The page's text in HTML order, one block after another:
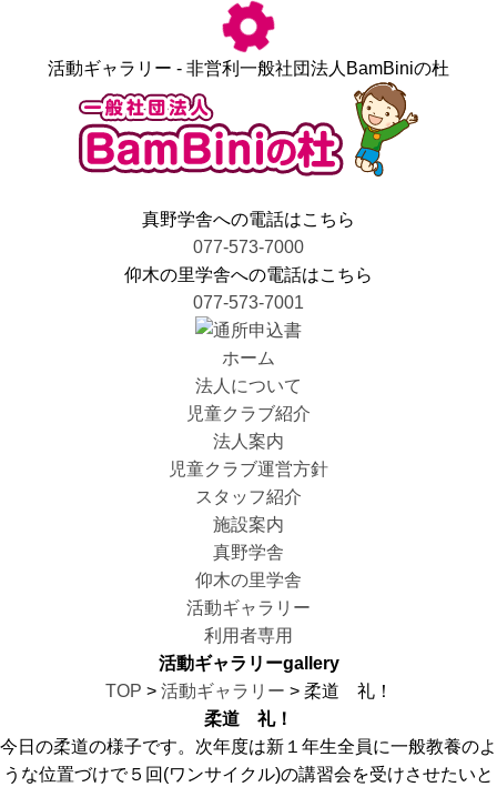
活動ギャラリー - 非営利一般社団法人BamBiniの杜
真野学舎への電話はこちら
077-573-7000
仰木の里学舎への電話はこちら
077-573-7001
ホーム
法人について
児童クラブ紹介
法人案内
児童クラブ運営方針
スタッフ紹介
施設案内
真野学舎
仰木の里学舎
活動ギャラリー
利用者専用
活動ギャラリーgallery
TOP > 活動ギャラリー > 柔道 礼！
柔道 礼！
今日の柔道の様子です。次年度は新１年生全員に一般教養のよ
うな位置づけで５回(ワンサイクル)の講習会を受けさせたいと